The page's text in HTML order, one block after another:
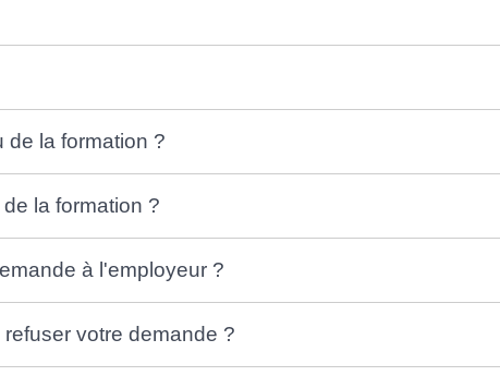
de la formation ?
la formation ?
à l'employeur ?
votre demande ?